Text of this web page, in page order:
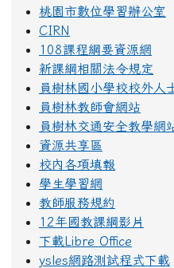
桃園市數位學習辦公室
CIRN
108課程綱要資源網
新課綱相關法令規定
員樹林國小學校校外人
員樹林教師會網站
員樹林交通安全教學網
資源共享區
校內各項填報
學生學習網
教師服務規約
12年國教課綱影片
下載Libre Office
ysles網路測試程式下載